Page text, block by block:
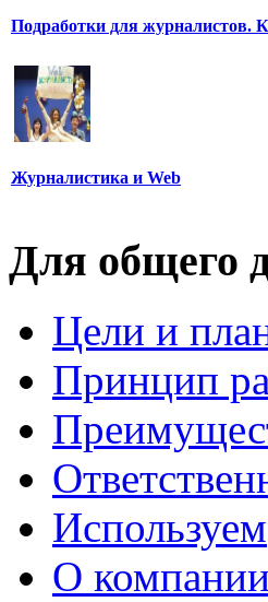
Подработки для журналистов.
Журналистика и Web
Для общего
Цели и
Принцип
Используем
О компании